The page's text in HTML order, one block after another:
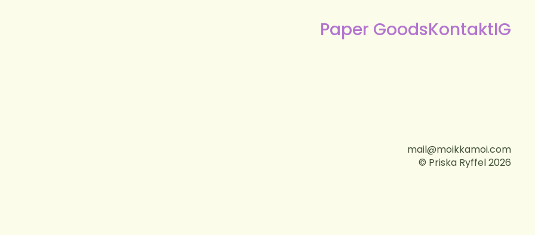
Paper GoodsKontaktIG
mail@moikkamoi.com
© Priska Ryffel 2026